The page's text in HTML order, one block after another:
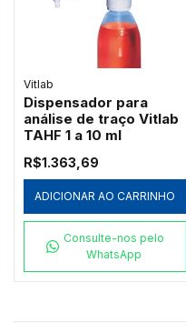
Vitlab
Dispensador para
análise de traço Vitlab
TAHF 1 a 10 ml
R$1.363,69
ADICIONAR AO CARRINHO
Consulte-nos pelo
WhatsApp